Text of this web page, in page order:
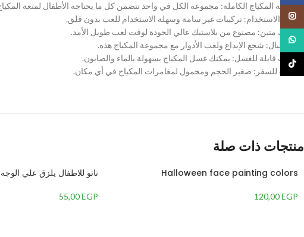
مجموعة المكياج الكاملة: مجموعة الكل في واحد تتضمن كل ما يحتاجه الأطفال لمتعة
سهولة الاستخدام: تركيبات غير سامة وسهلة الاستخدام للعب بدون قلق.
بلاستيك متين: مصنوع من بلاستيك عالي الجودة لوقت لعب طويل الأمد.
ثارة الخيال: شجع الإبداع ولعب الأدوار مع مجموعة المكياج هذه.
تركيبات قابلة للغسل: يمكنك غسل المكياج بسهولة بالماء والصابون.
مناسب للسفر: صغير الحجم ومحمول لمغامرات المكياج في أي مكان.
منتجات ذات صلة
Halloween face painting colors
120,00EGP
تاتو للاطفال يلزق علي الوجه
55,00EGP
Instagram
WhatsApp
TikTok